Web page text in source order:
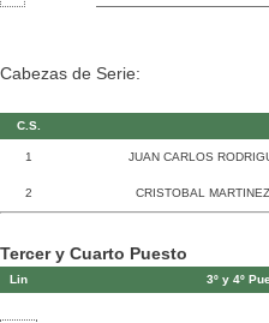
Cabezas de Serie:
C.S.
1 JUAN CARLOS
2 CRISTOBAL
Tercer y Cuarto Puesto
Lin 3º y 4º